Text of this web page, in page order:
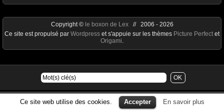
Ce site web utilise des cookies. Accepter En savoir plus
Copyright © le boxon de Lex// 2006 - 2026
Ce site est propulsé par Wordpress et s'appuie sur les thèmes Picture Perfect et
Origami.